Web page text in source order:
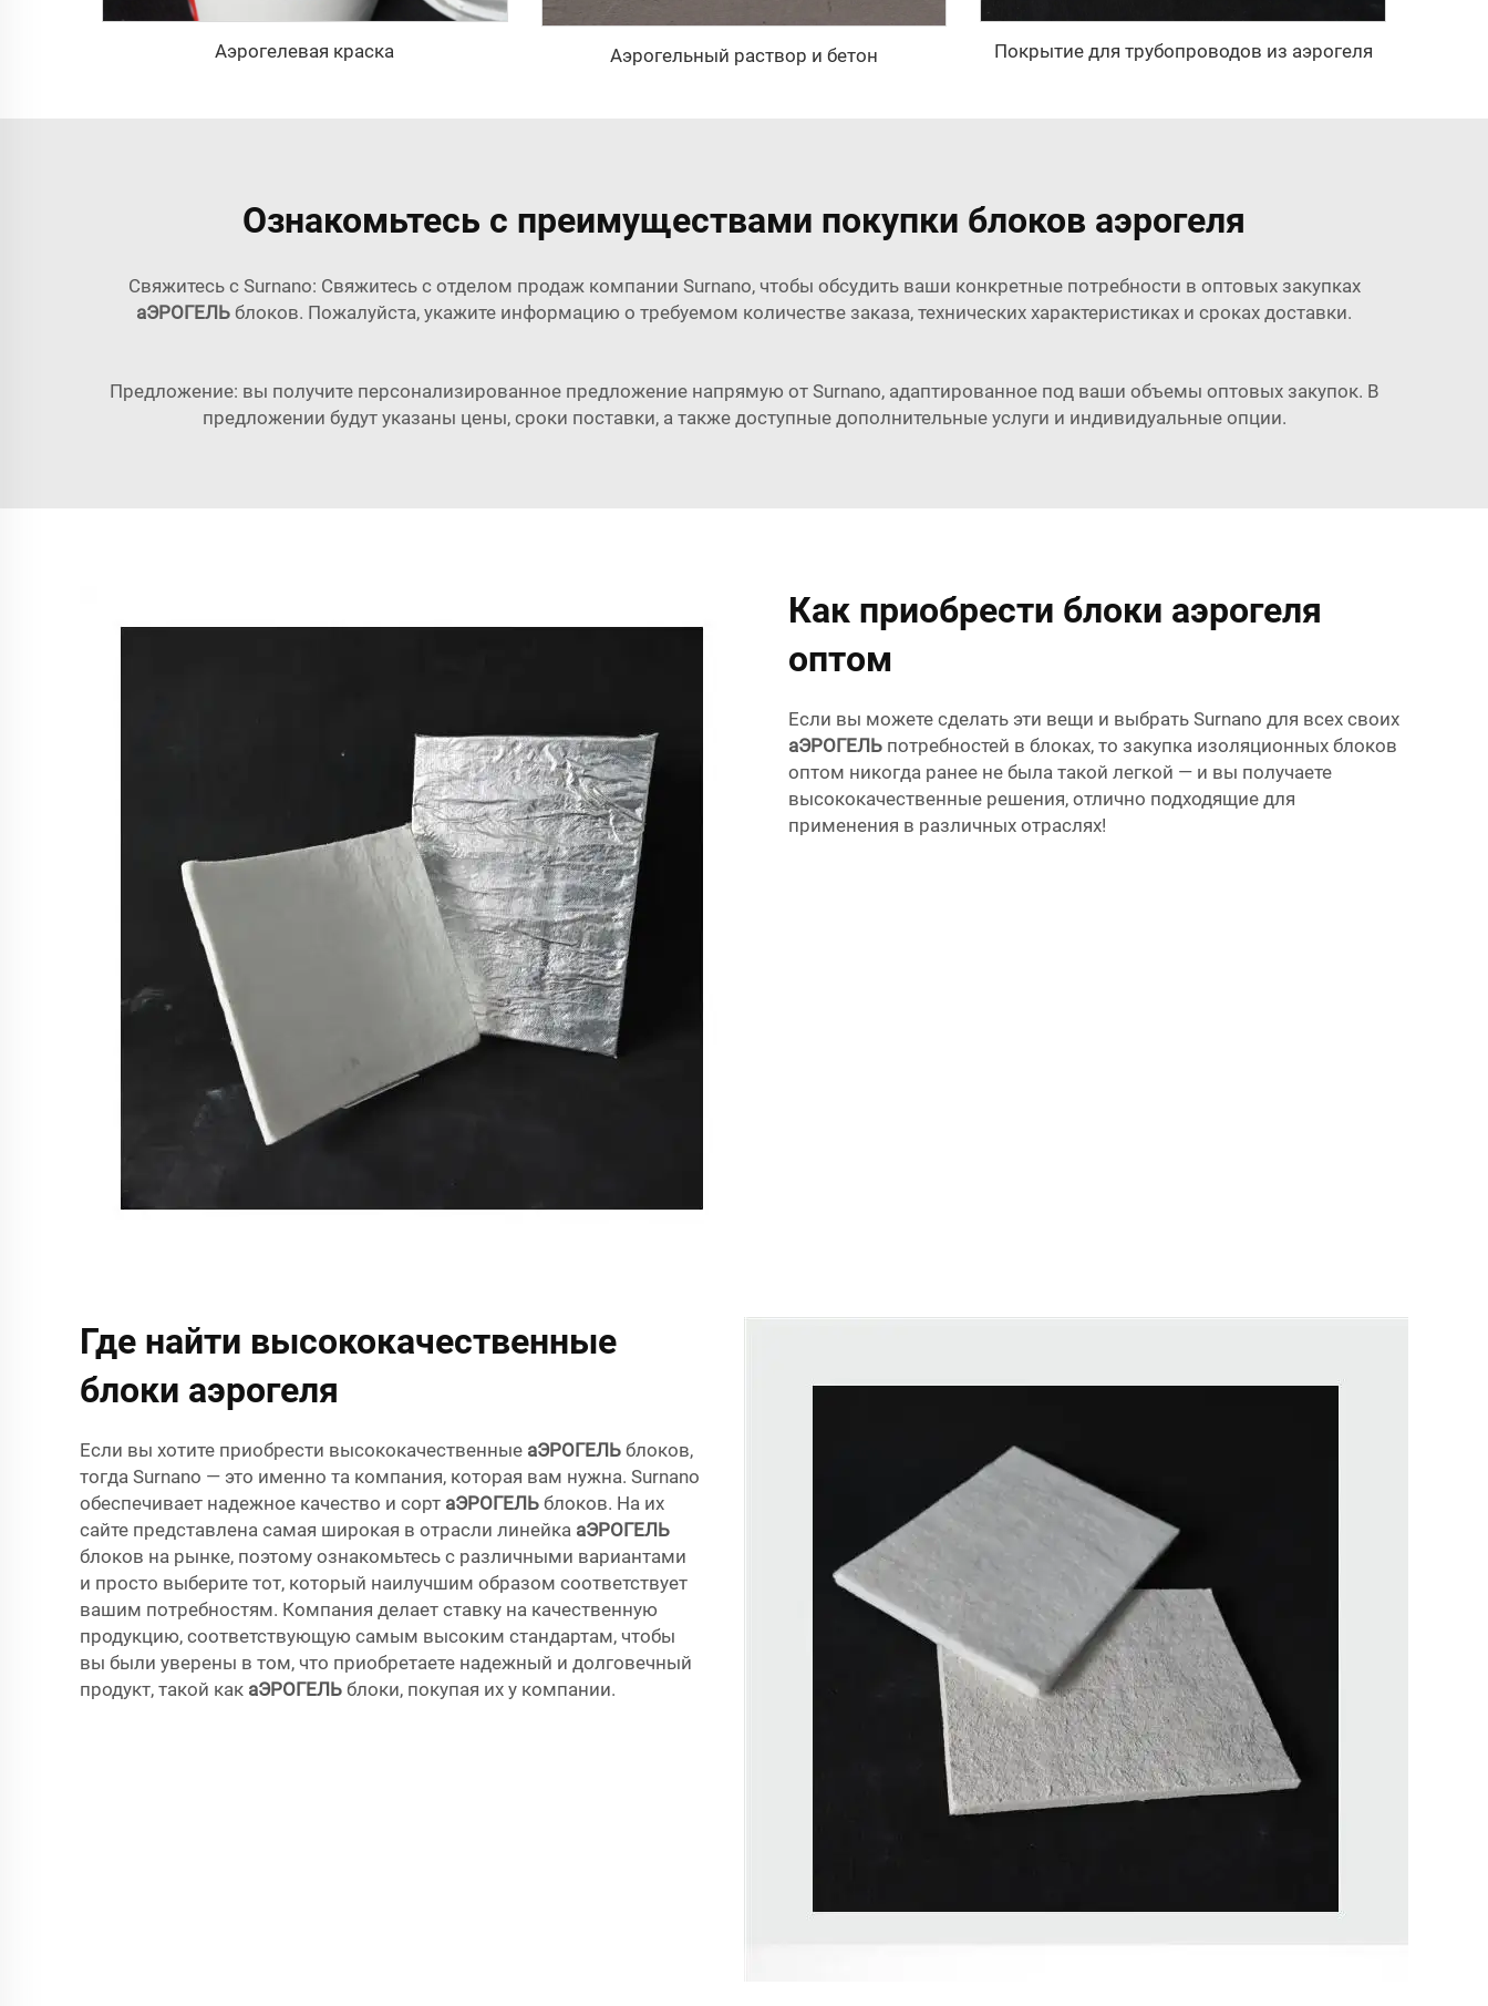
Аэрогелевая краска Аэрогельный раствор и бетон Покрытие для трубопроводов из аэрогеля
Ознакомьтесь с преимуществами покупки блоков аэрогеля
Свяжитесь с Surnano: Свяжитесь с отделом продаж компании Surnano, чтобы обсудить ваши конкретные потребности в оптовых закупках
аЭРОГЕЛЬ блоков. Пожалуйста, укажите информацию о требуемом количестве заказа, технических характеристиках и сроках доставки.
Предложение: вы получите персонализированное предложение напрямую от Surnano, адаптированное под ваши объемы оптовых закупок. В
предложении будут указаны цены, сроки поставки, а также доступные дополнительные услуги и индивидуальные опции.
Как приобрести блоки аэрогеля
оптом
Если вы можете сделать эти вещи и выбрать Surnano для всех своих
аЭРОГЕЛЬ потребностей в блоках, то закупка изоляционных блоков
оптом никогда ранее не была такой легкой — и вы получаете
высококачественные решения, отлично подходящие для
применения в различных отраслях!
Где найти высококачественные
блоки аэрогеля
Если вы хотите приобрести высококачественные аЭРОГЕЛЬ блоков,
тогда Surnano — это именно та компания, которая вам нужна. Surnano
обеспечивает надежное качество и сорт аЭРОГЕЛЬ блоков. На их
сайте представлена самая широкая в отрасли линейка аЭРОГЕЛЬ
блоков на рынке, поэтому ознакомьтесь с различными вариантами
и просто выберите тот, который наилучшим образом соответствует
вашим потребностям. Компания делает ставку на качественную
продукцию, соответствующую самым высоким стандартам, чтобы
вы были уверены в том, что приобретаете надежный и долговечный
продукт, такой как аЭРОГЕЛЬ блоки, покупая их у компании.